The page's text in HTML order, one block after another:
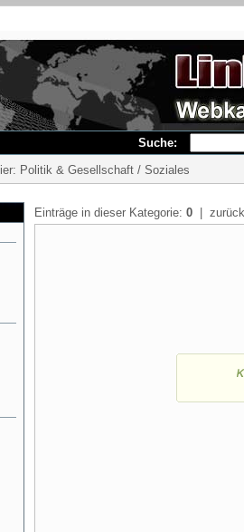
Suche:
Politik & Gesellschaft / Soziales
Einträge in dieser Kategorie: 0 |